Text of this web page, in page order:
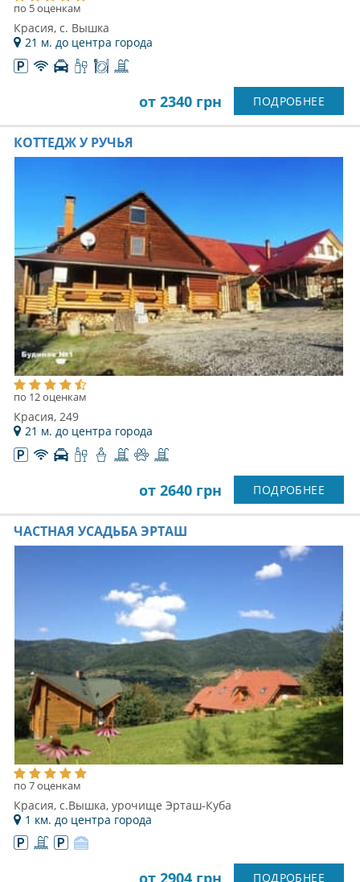
по 5 оценкам
Красия, с. Вышка
21 м. до центра города
от 2340 грн ПОДРОБНЕЕ
КОТТЕДЖ У РУЧЬЯ
по 12 оценкам
Красия, 249
21 м. до центра города
от 2640 грн ПОДРОБНЕЕ
ЧАСТНАЯ УСАДЬБА ЭРТАШ
по 7 оценкам
Красия, с.Вышка, урочище Эрташ-Куба
1 км. до центра города
ПОДРОБНЕЕ